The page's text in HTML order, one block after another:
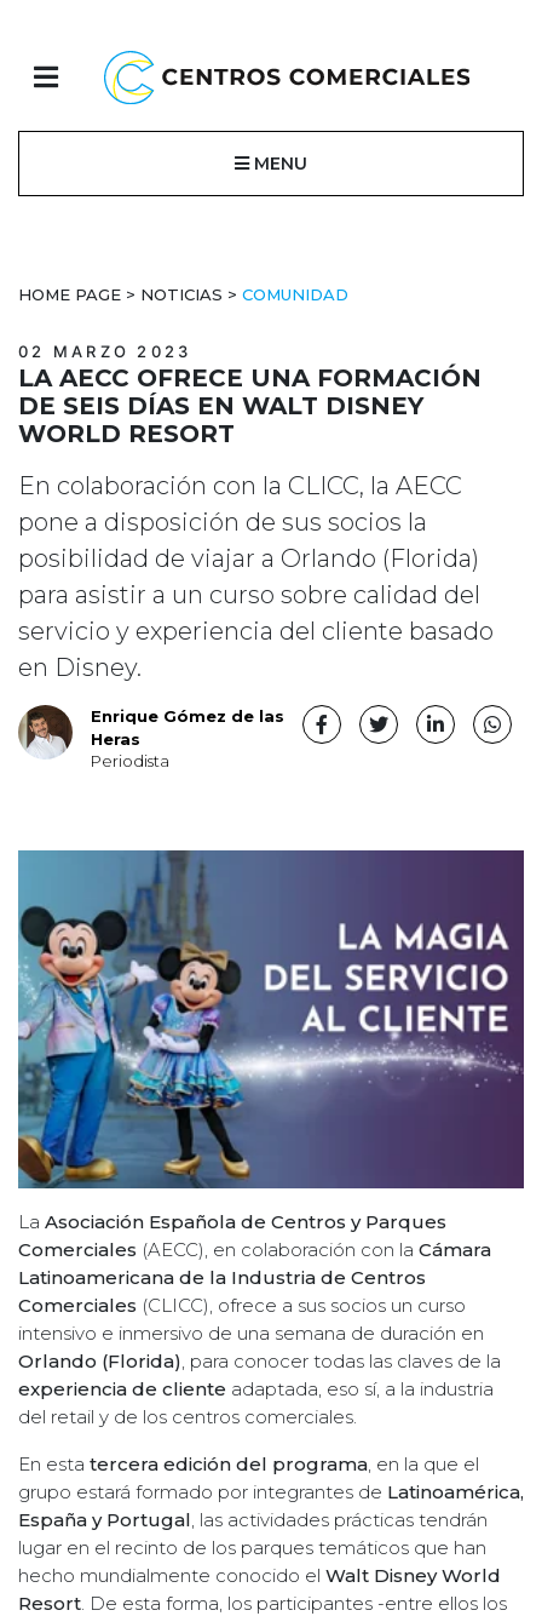
MENU
HOME PAGE > NOTICIAS > COMUNIDAD
02 MARZO 2023
LA AECC OFRECE UNA FORMACIÓN
DE SEIS DÍAS EN WALT DISNEY
WORLD RESORT
En colaboración con la CLICC, la AECC
pone a disposición de sus socios la
posibilidad de viajar a Orlando (Florida)
para asistir a un curso sobre calidad del
servicio y experiencia del cliente basado
en Disney.
Enrique Gómez de las
Heras
Periodista
La Asociación Española de Centros y Parques
Comerciales (AECC), en colaboración con la Cámara
Latinoamericana de la Industria de Centros
Comerciales (CLICC), ofrece a sus socios un curso
intensivo e inmersivo de una semana de duración en
Orlando (Florida), para conocer todas las claves de la
experiencia de cliente adaptada, eso sí, a la industria
del retail y de los centros comerciales.
En esta tercera edición del programa, en la que el
grupo estará formado por integrantes de Latinoamérica,
España y Portugal, las actividades prácticas tendrán
lugar en el recinto de los parques temáticos que han
hecho mundialmente conocido el Walt Disney World
Resort. De esta forma, los participantes -entre ellos los